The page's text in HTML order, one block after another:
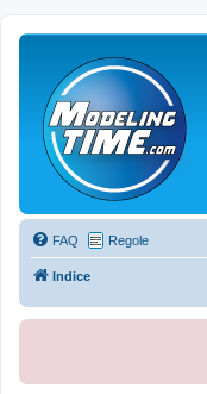
FAQ Regole
Indice